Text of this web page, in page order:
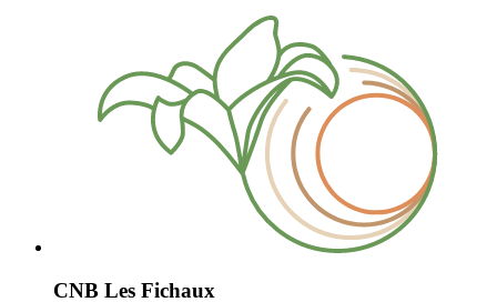
CNB Les Fichaux